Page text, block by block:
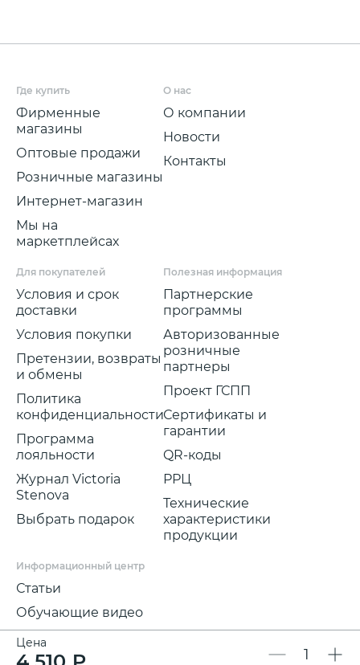
Цена
Где купить
Фирменные
магазины
Оптовые продажи
Розничные магазины
Интернет-магазин
Мы на
маркетплейсах
О нас
О компании
Новости
Контакты
Для покупателей
Условия и срок
доставки
Условия покупки
Претензии, возвраты
и обмены
Политика
конфиденциальности
Программа
лояльности
Журнал Victoria
Stenova
Выбрать подарок
Полезная информация
Партнерские
программы
Авторизованные
розничные
партнеры
Проект ГСПП
Сертификаты и
гарантии
QR-коды
РРЦ
Технические
характеристики
продукции
Информационный центр
Статьи
Обучающие видео
Мы в соц.сетях: